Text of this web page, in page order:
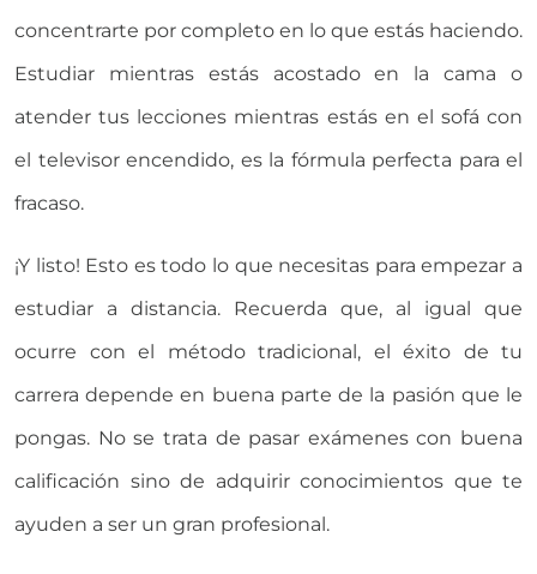
concentrarte por completo en lo que estás haciendo.
Estudiar mientras estás acostado en la cama o
atender tus lecciones mientras estás en el sofá con
el televisor encendido, es la fórmula perfecta para el
fracaso.
¡Y listo! Esto es todo lo que necesitas para empezar a
estudiar a distancia. Recuerda que, al igual que
ocurre con el método tradicional, el éxito de tu
carrera depende en buena parte de la pasión que le
pongas. No se trata de pasar exámenes con buena
calificación sino de adquirir conocimientos que te
ayuden a ser un gran profesional.